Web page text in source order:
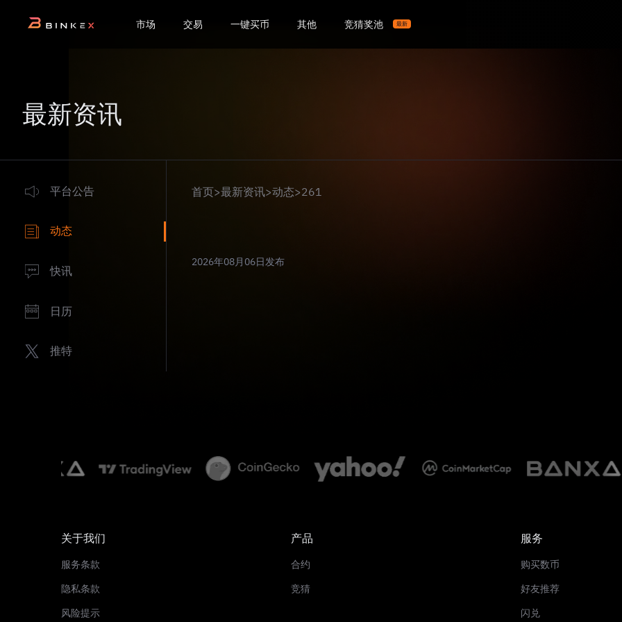
市场 交易 一键买币 其他 竞猜奖池 最新
最新资讯
平台公告
动态
快讯
日历
推特
首页>最新资讯>动态>261
2026年08月06日发布
关于我们
服务条款
隐私条款
风险提示
产品
合约
竞猜
服务
购买数币
好友推荐
闪兑